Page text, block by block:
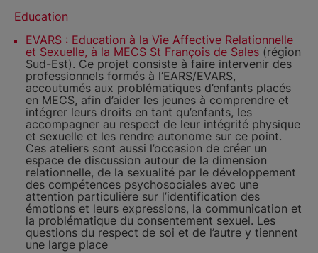
Education
EVARS : Education à la Vie Affective Relationnelle
et Sexuelle, à la MECS St François de Sales (région
Sud-Est). Ce projet consiste à faire intervenir des
professionnels formés à l’EARS/EVARS,
accoutumés aux problématiques d’enfants placés
en MECS, afin d’aider les jeunes à comprendre et
intégrer leurs droits en tant qu’enfants, les
accompagner au respect de leur intégrité physique
et sexuelle et les rendre autonome sur ce point.
Ces ateliers sont aussi l’occasion de créer un
espace de discussion autour de la dimension
relationnelle, de la sexualité par le développement
des compétences psychosociales avec une
attention particulière sur l’identification des
émotions et leurs expressions, la communication et
la problématique du consentement sexuel. Les
questions du respect de soi et de l’autre y tiennent
une large place